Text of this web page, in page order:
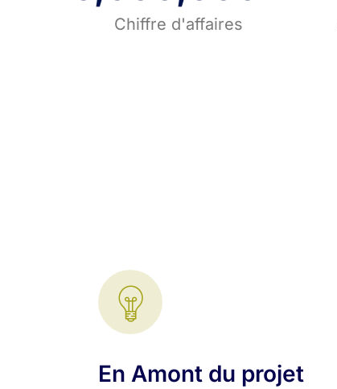
Chiffre d'affaires
En Amont du projet